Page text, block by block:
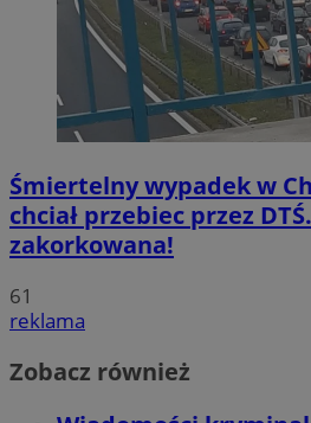
Śmiertelny wypadek w
chciał przebiec przez
zakorkowana!
61
reklama
Zobacz również